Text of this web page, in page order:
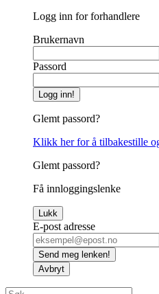
Logg inn for forhandlere
Brukernavn
Passord
Logg inn!
Glemt passord?
Klikk her for å tilbakestille
Glemt passord?
Få innloggingslenke
Lukk
E-post adresse
Send meg lenken!
Avbryt